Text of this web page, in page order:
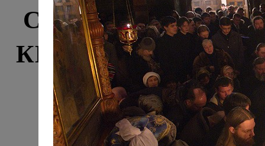
СЛУЖЕНИЕ
КИРИЛЛА В
ВЕЛИКИМ